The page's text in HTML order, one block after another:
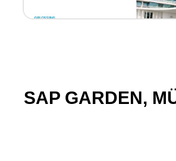
SAP GARDEN,